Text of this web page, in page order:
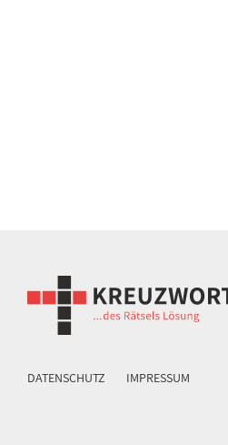
DATENSCHUTZ IMPRESSUM